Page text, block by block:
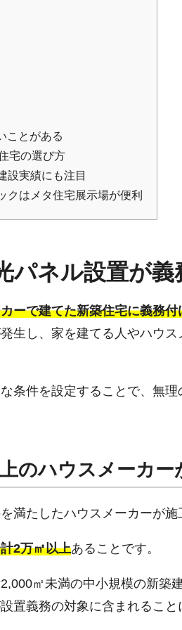
ことがある
宅の選び方
設実績にも注目
クはメタ住宅展示場が便利
パネル設置が
ーで建てた新築住宅に義務付
生し、家を建てる人やハウ
条件を設定することで、無
のハウスメーカー
満たしたハウスメーカーが
2万㎡以上あることです。
㎡未満の中小規模の新築
置義務の対象に含まれること